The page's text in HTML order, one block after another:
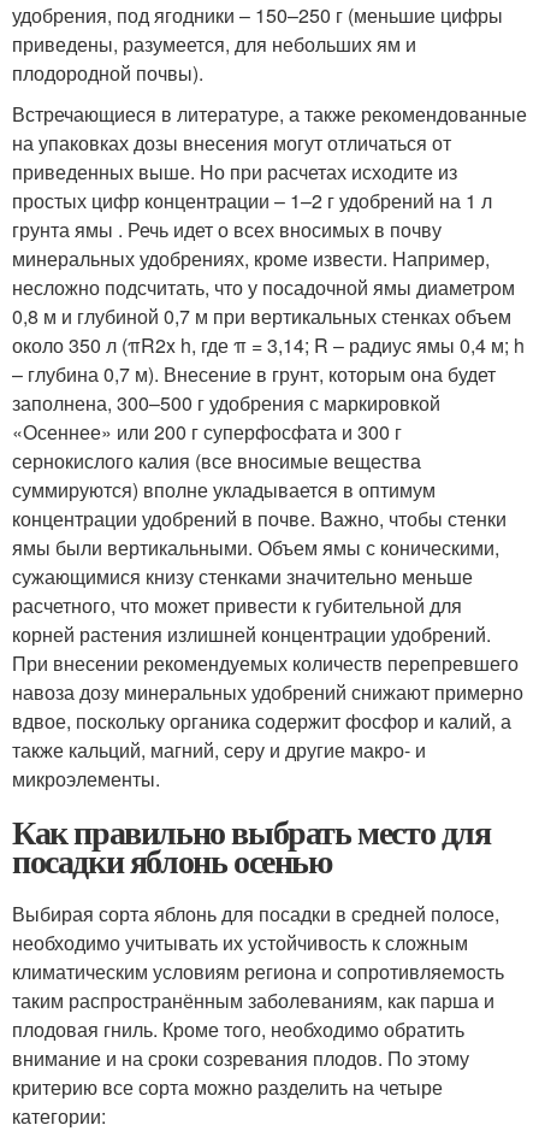
удобрения, под ягодники – 150–250 г (меньшие цифры
приведены, разумеется, для небольших ям и
плодородной почвы).
Встречающиеся в литературе, а также рекомендованные
на упаковках дозы внесения могут отличаться от
приведенных выше. Но при расчетах исходите из
простых цифр концентрации – 1–2 г удобрений на 1 л
грунта ямы . Речь идет о всех вносимых в почву
минеральных удобрениях, кроме извести. Например,
несложно подсчитать, что у посадочной ямы диаметром
0,8 м и глубиной 0,7 м при вертикальных стенках объем
около 350 л (πR2x h, где π = 3,14; R – радиус ямы 0,4 м; h
– глубина 0,7 м). Внесение в грунт, которым она будет
заполнена, 300–500 г удобрения с маркировкой
«Осеннее» или 200 г суперфосфата и 300 г
сернокислого калия (все вносимые вещества
суммируются) вполне укладывается в оптимум
концентрации удобрений в почве. Важно, чтобы стенки
ямы были вертикальными. Объем ямы с коническими,
сужающимися книзу стенками значительно меньше
расчетного, что может привести к губительной для
корней растения излишней концентрации удобрений.
При внесении рекомендуемых количеств перепревшего
навоза дозу минеральных удобрений снижают примерно
вдвое, поскольку органика содержит фосфор и калий, а
также кальций, магний, серу и другие макро- и
микроэлементы.
Как правильно выбрать место для
посадки яблонь осенью
Выбирая сорта яблонь для посадки в средней полосе,
необходимо учитывать их устойчивость к сложным
климатическим условиям региона и сопротивляемость
таким распространённым заболеваниям, как парша и
плодовая гниль. Кроме того, необходимо обратить
внимание и на сроки созревания плодов. По этому
критерию все сорта можно разделить на четыре
категории: